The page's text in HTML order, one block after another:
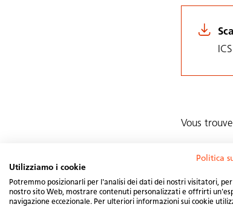
ICS
Vous
Condividi
Politica
Utilizziamo i cookie
Potremmo posizionarli per l'analisi dei dati dei nostri visitatori,
nostro sito Web, mostrare contenuti personalizzati e offrirti
navigazione eccezionale. Per ulteriori informazioni sui cookie